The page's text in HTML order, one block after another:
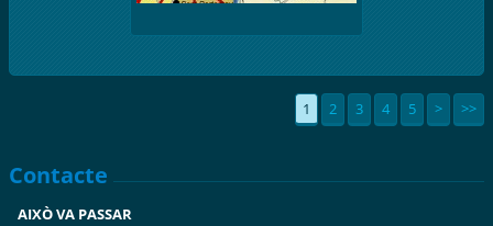
1 2 3 4 5 > >>
Contacte
AIXÒ VA PASSAR